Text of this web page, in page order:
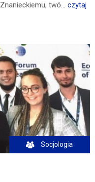
twó... czytaj
Socjologia